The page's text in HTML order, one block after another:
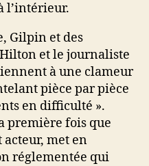
l’intérieur.
Gilpin et des
et le journaliste
à une clameur
pièce par pièce
en difficulté ».
première fois que
met en
réglementée qui